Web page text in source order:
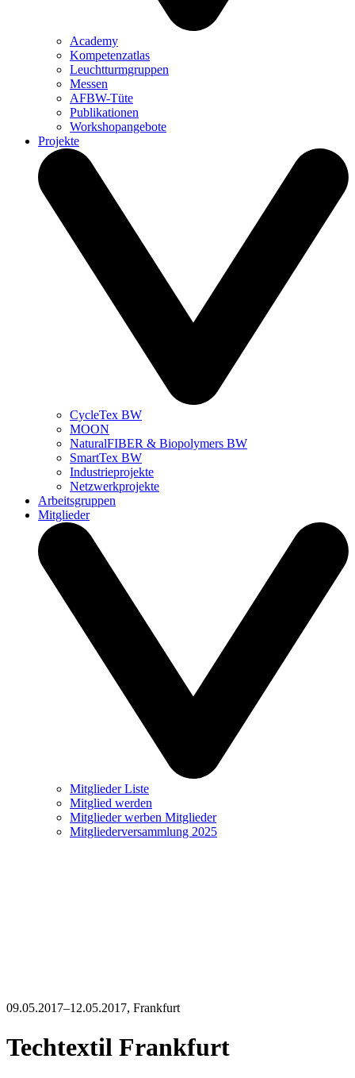
Academy
Kompetenzatlas
Leuchtturm­gruppen
Messen
AFBW-Tüte
Publikationen
Workshopangebote
Projekte
CycleTex BW
MOON
NaturalFIBER & Biopolymers BW
SmartTex BW
Industrieprojekte
Netzwerkprojekte
Arbeitsgruppen
Mitglieder
Mitglieder Liste
Mitglied werden
Mitglieder werben Mitglieder
Mitgliederversammlung 2025
09.05.2017–12.05.2017, Frankfurt
Techtextil Frankfurt